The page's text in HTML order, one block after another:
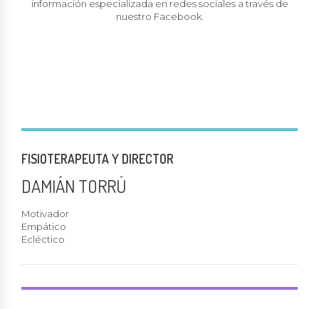
información especializada en redes sociales a través de
nuestro Facebook.
FISIOTERAPEUTA Y DIRECTOR
DAMIÁN TORRÚ
Motivador
Empático
Ecléctico